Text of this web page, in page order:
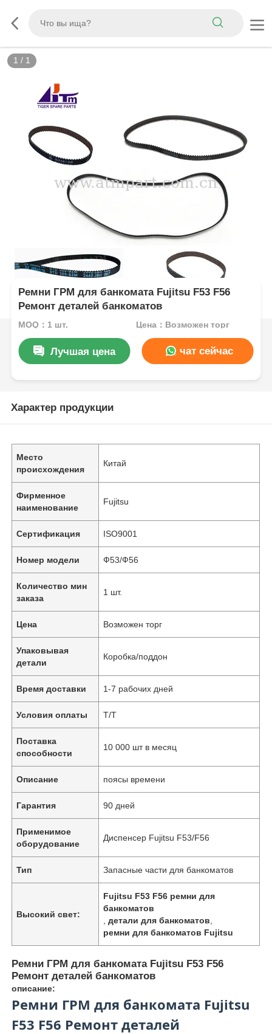
1 / 1
Ремни ГРМ для банкомата Fujitsu F53 F56
Ремонт деталей банкоматов
MOQ：1 шт. Цена：Возможен торг
Лучшая цена чат сейчас
Характер продукции
Место
происхождения
Китай
Фирменное
наименование
Fujitsu
Сертификация ISO9001
Номер модели Ф53/Ф56
Количество мин
заказа
1 шт.
Цена Возможен торг
Упаковывая
детали
Коробка/поддон
Время доставки 1-7 рабочих дней
Условия оплаты Т/Т
Поставка
способности
10 000 шт в месяц
Описание поясы времени
Гарантия 90 дней
Применимое
оборудование
Диспенсер Fujitsu F53/F56
Тип Запасные части для банкоматов
Высокий свет:
Fujitsu F53 F56 ремни для
банкоматов
,детали для банкоматов
ремни для банкоматов Fujitsu
Ремни ГРМ для банкомата Fujitsu F53 F56
Ремонт деталей банкоматов
описание:
Ремни ГРМ для банкомата Fujitsu
F53 F56 Ремонт деталей